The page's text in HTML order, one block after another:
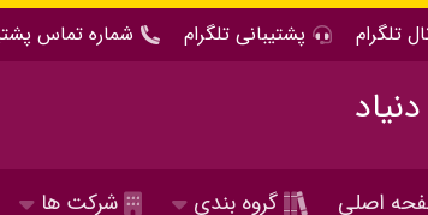
تلگرام پشتیبانی تلگرام شماره تماس
دنیاد
اصلی گروه بندی شرکت ها